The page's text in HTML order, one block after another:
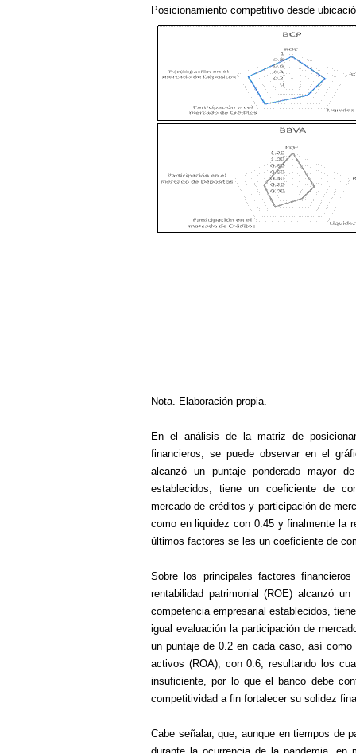
Posicionamiento competitivo desde
Nota. Elaboración propia.
En el análisis de la matriz de
financieros, se puede observar en el
alcanzó un puntaje ponderado mayor
establecidos, tiene un coeficiente de
mercado de créditos y participación de
como en liquidez con 0.45 y finalmente la
últimos factores se les un coeficiente de
Sobre los principales factores
rentabilidad patrimonial (ROE) alcanzó
competencia empresarial establecidos,
igual evaluación la participación de
un puntaje de 0.2 en cada caso, así
activos (ROA), con 0.6; resultando los
insuficiente, por lo que el banco debe
competitividad a fin fortalecer su solidez
Cabe señalar, que, aunque en tiempos de